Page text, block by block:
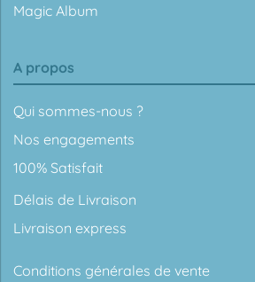
Magic Album
A propos
Qui sommes-nous ?
Nos engagements
100% Satisfait
Délais de Livraison
Livraison express
Conditions générales de vente